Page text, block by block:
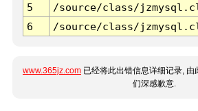
5
/source/class/
6
/source/class/
www.365jz.com 已经将此出错信息详细记录,
们深感歉意.